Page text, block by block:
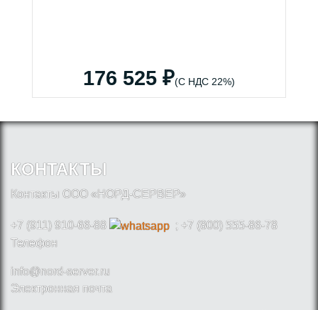
176 525 ₽(С НДС 22%)
КОНТАКТЫ
Контакты ООО «НОРД-СЕРВЕР»
+7 (911) 910-66-88
; +7 (800) 555-86-78
Телефон
info@nord-server.ru
Электронная почта